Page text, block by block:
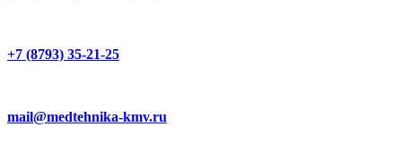
+7 (8793) 35-21-25
mail@medtehnika-kmv.ru